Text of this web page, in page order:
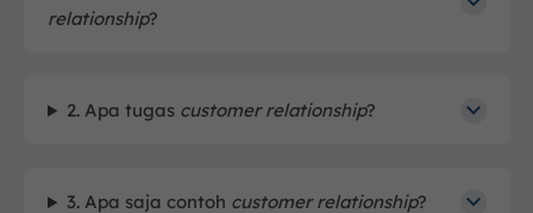
relationship?
2. Apa tugas customer relationship?
3. Apa saja contoh customer relationship?